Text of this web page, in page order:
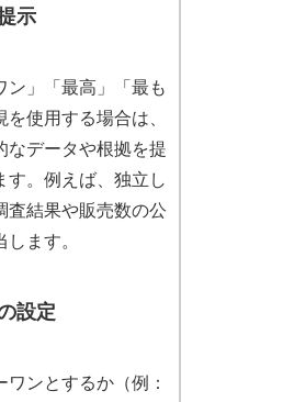
示
ン」「最高」「最も
使用する場合は、
なデータや根拠を提
す。例えば、独立し
査結果や販売数の公
ます。
設定
ンとするか（例：